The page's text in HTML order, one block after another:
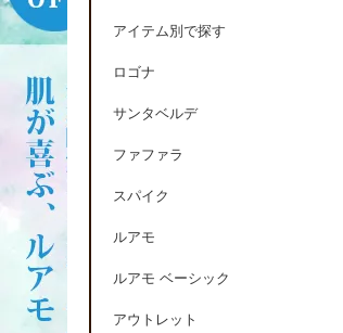
アイテム別で探す
ロゴナ
サンタベルデ
ファファラ
スパイク
ルアモ
ルアモ ベーシック
アウトレット